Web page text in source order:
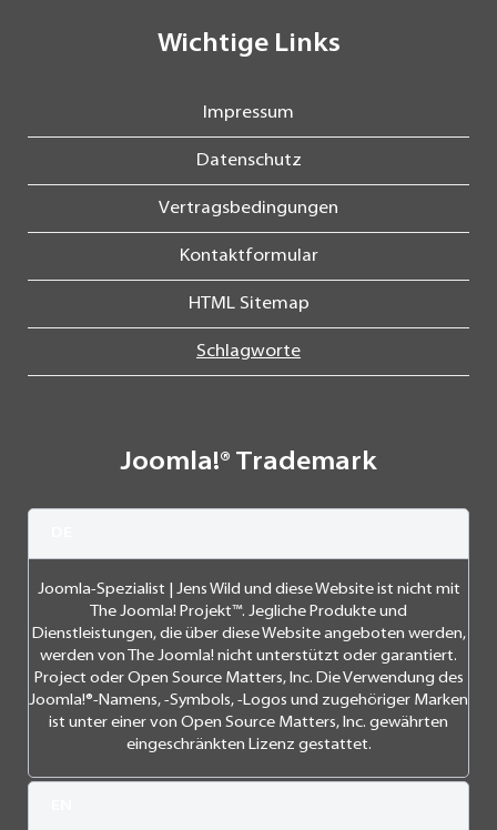
Wichtige Links
Impressum
Datenschutz
Vertragsbedingungen
Kontaktformular
HTML Sitemap
Schlagworte
Joomla!® Trademark
Joomla-Spezialist | Jens Wild und diese Website ist nicht mit
The Joomla! Projekt™. Jegliche Produkte und
Dienstleistungen, die über diese Website angeboten werden,
werden von The Joomla! nicht unterstützt oder garantiert.
Project oder Open Source Matters, Inc. Die Verwendung des
Joomla!®-Namens, -Symbols, -Logos und zugehöriger Marken
ist unter einer von Open Source Matters, Inc. gewährten
eingeschränkten Lizenz gestattet.